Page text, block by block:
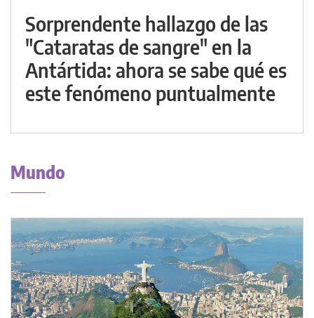
Sorprendente hallazgo de las
"Cataratas de sangre" en la
Antártida: ahora se sabe qué es
este fenómeno puntualmente
Mundo